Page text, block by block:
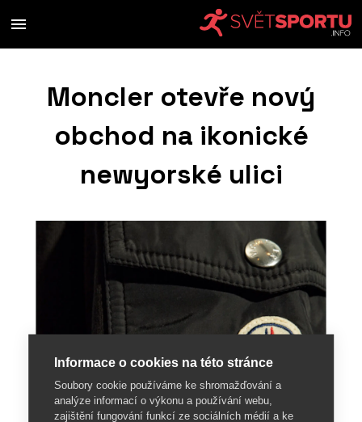
Moncler otevře nový
obchod na ikonické
newyorské ulici
Informace o cookies na této stránce
Soubory cookie používáme ke shromažďování a
analýze informací o výkonu a používání webu,
zajištění fungování funkcí ze sociálních médií a ke